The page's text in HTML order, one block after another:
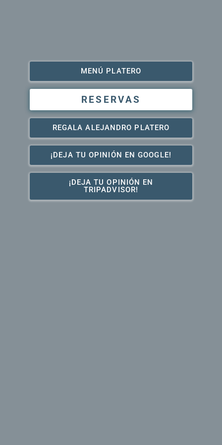
MENÚ PLATERO
RESERVAS
REGALA ALEJANDRO PLATERO
¡DEJA TU OPINIÓN EN GOOGLE!
¡DEJA TU OPINIÓN EN
TRIPADVISOR!